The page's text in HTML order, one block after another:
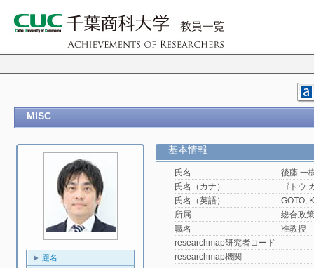
MISC
題名
基本情報
氏名
後藤 一
氏名（カナ）
ゴトウ
氏名（英語）
GOTO,
所属
総合政
職名
准教授
researchmap研究者コード
researchmap機関